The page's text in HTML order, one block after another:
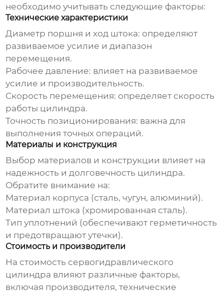
необходимо учитывать следующие факторы:
Технические характеристики
Диаметр поршня и ход штока: определяют
развиваемое усилие и диапазон
перемещения.
Рабочее давление: влияет на развиваемое
усилие и производительность.
Скорость перемещения: определяет скорость
работы цилиндра.
Точность позиционирования: важна для
выполнения точных операций.
Материалы и конструкция
Выбор материалов и конструкции влияет на
надежность и долговечность цилиндра.
Обратите внимание на:
Материал корпуса (сталь, чугун, алюминий).
Материал штока (хромированная сталь).
Тип уплотнений (обеспечивают герметичность
и предотвращают утечки).
Стоимость и производители
На стоимость сервогидравлического
цилиндра влияют различные факторы,
включая производителя, технические